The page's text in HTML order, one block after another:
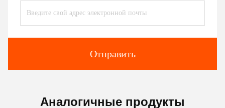
Отправить
Аналогичные продукты